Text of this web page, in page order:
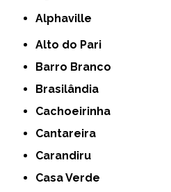
Alphaville
Alto do Pari
Barro Branco
Brasilândia
Cachoeirinha
Cantareira
Carandiru
Casa Verde